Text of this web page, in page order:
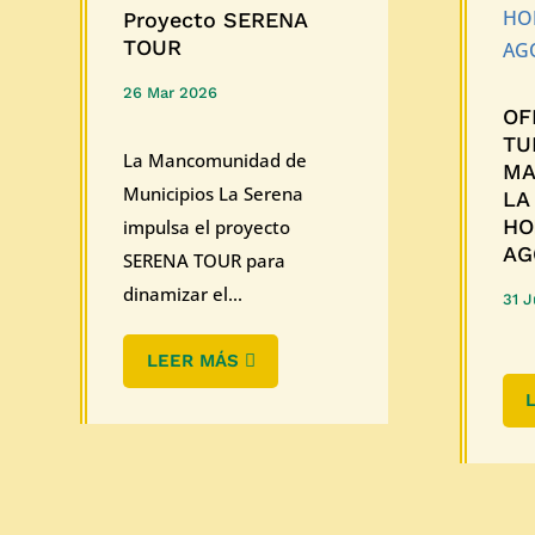
Proyecto SERENA
TOUR
26 Mar 2026
La Mancomunidad de
Municipios La Serena
impulsa el proyecto
SERENA TOUR para
dinamizar el...
LEER MÁS
LA
31